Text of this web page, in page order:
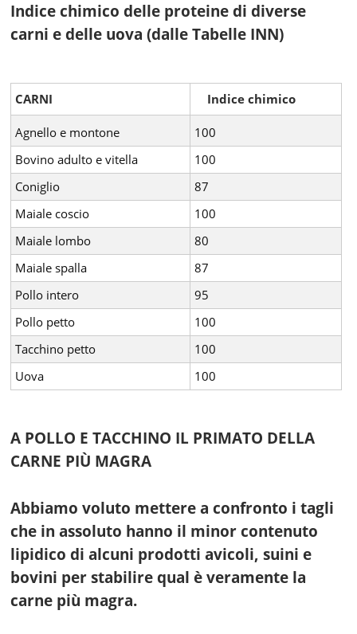
Indice chimico delle proteine di diverse
carni e delle uova (dalle Tabelle INN)
CARNI
Indice chimico
Agnello e montone
100
Bovino adulto e vitella
100
Coniglio
87
Maiale coscio
100
Maiale lombo
80
Maiale spalla
87
Pollo intero
95
Pollo petto
100
Tacchino petto
100
Uova
100
A POLLO E TACCHINO IL PRIMATO DELLA
CARNE PIÙ MAGRA
Abbiamo voluto mettere a confronto i tagli
che in assoluto hanno il minor contenuto
lipidico di alcuni prodotti avicoli, suini e
bovini per stabilire qual è veramente la
carne più magra.